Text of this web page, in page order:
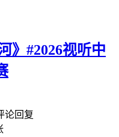
》#2026视听中
论回复